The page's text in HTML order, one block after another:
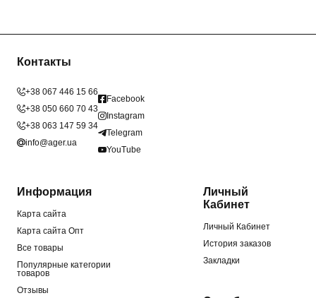
Контакты
+38 067 446 15 66
+38 050 660 70 43
+38 063 147 59 34
info@ager.ua
Facebook
Instagram
Telegram
YouTube
Информация
Карта сайта
Карта сайта Опт
Все товары
Популярные категории
товаров
Отзывы
Личный
Кабинет
Личный Кабинет
История заказов
Закладки